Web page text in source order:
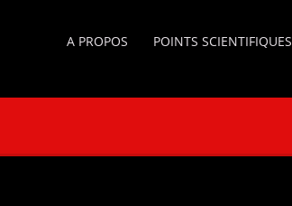
A PROPOS POINTS SCIENTIFIQUES